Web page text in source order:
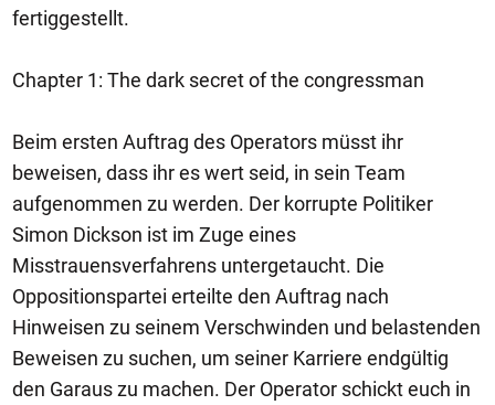
fertiggestellt.
Chapter 1: The dark secret of the congressman
Beim ersten Auftrag des Operators müsst ihr
beweisen, dass ihr es wert seid, in sein Team
aufgenommen zu werden. Der korrupte Politiker
Simon Dickson ist im Zuge eines
Misstrauensverfahrens untergetaucht. Die
Oppositionspartei erteilte den Auftrag nach
Hinweisen zu seinem Verschwinden und belastenden
Beweisen zu suchen, um seiner Karriere endgültig
den Garaus zu machen. Der Operator schickt euch in